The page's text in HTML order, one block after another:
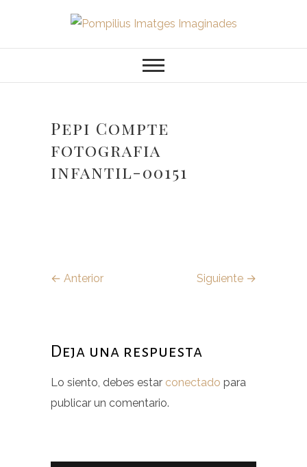
contenido
Pompilius
Imatges
Imaginades
Pepi Compte
fotografia
infantil-00151
← Anterior Siguiente →
Deja una respuesta
Lo siento, debes estar conectado para
publicar un comentario.